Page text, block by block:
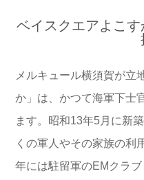
ベイスクエアよこ
メルキュール横須賀が立
か」は、かつて海軍下士
ます。昭和13年5月に新
くの軍人やその家族の利
年には駐留軍のEMクラ